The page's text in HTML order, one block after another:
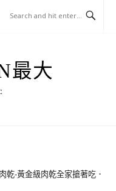
最大
乾-黃金級肉乾全家搶著吃．